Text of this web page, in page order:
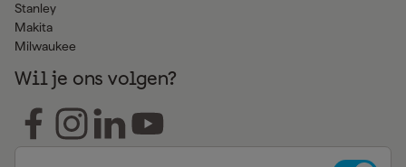
Stanley
Makita
Milwaukee
Wil je ons volgen?